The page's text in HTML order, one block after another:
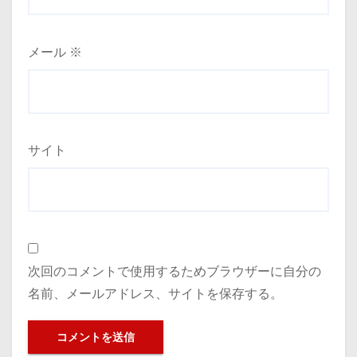
メール ※
サイト
次回のコメントで使用するためブラウザーに自分の
名前、メールアドレス、サイトを保存する。